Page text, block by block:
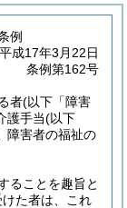
例
平成17年3月22日
条例第162号
者(以下「障害
護手当(以下
障害者の福祉の
ることを趣旨と
た者は、これ